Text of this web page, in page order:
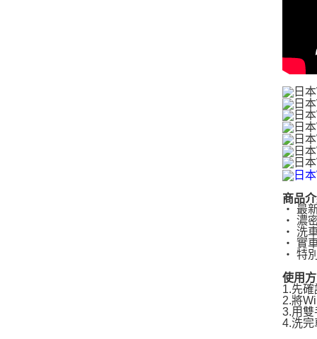
商品
‧ 最
‧ 濃
‧ 洗
‧ 實
‧ 特
使用
1.先
2.將
3.用雙
4.洗完